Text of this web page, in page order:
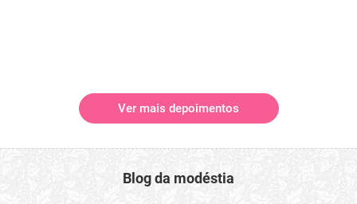
Ver mais depoimentos
Blog da modéstia